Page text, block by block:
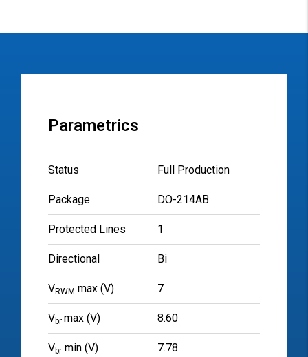
Parametrics
Status Full Production
Package DO-214AB
Protected Lines 1
Directional Bi
VRWM max (V) 7
Vbr max (V) 8.60
Vbr min (V) 7.78